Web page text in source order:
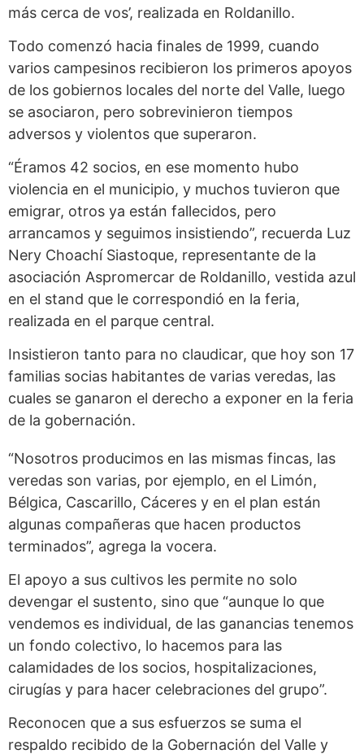
más cerca de vos’, realizada en Roldanillo.
Todo comenzó hacia finales de 1999, cuando
varios campesinos recibieron los primeros apoyos
de los gobiernos locales del norte del Valle, luego
se asociaron, pero sobrevinieron tiempos
adversos y violentos que superaron.
“Éramos 42 socios, en ese momento hubo
violencia en el municipio, y muchos tuvieron que
emigrar, otros ya están fallecidos, pero
arrancamos y seguimos insistiendo”, recuerda Luz
Nery Choachí Siastoque, representante de la
asociación Aspromercar de Roldanillo, vestida azul
en el stand que le correspondió en la feria,
realizada en el parque central.
Insistieron tanto para no claudicar, que hoy son 17
familias socias habitantes de varias veredas, las
cuales se ganaron el derecho a exponer en la feria
de la gobernación.
“Nosotros producimos en las mismas fincas, las
veredas son varias, por ejemplo, en el Limón,
Bélgica, Cascarillo, Cáceres y en el plan están
algunas compañeras que hacen productos
terminados”, agrega la vocera.
El apoyo a sus cultivos les permite no solo
devengar el sustento, sino que “aunque lo que
vendemos es individual, de las ganancias tenemos
un fondo colectivo, lo hacemos para las
calamidades de los socios, hospitalizaciones,
cirugías y para hacer celebraciones del grupo”.
Reconocen que a sus esfuerzos se suma el
respaldo recibido de la Gobernación del Valle y